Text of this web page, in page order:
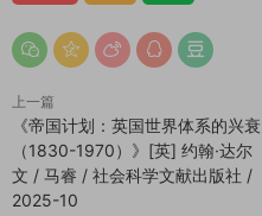
上一篇
《帝国计划：英国世界体系的兴衰
（1830-1970）》[英] 约翰·达尔
文 / 马睿 / 社会科学文献出版社 /
2025-10